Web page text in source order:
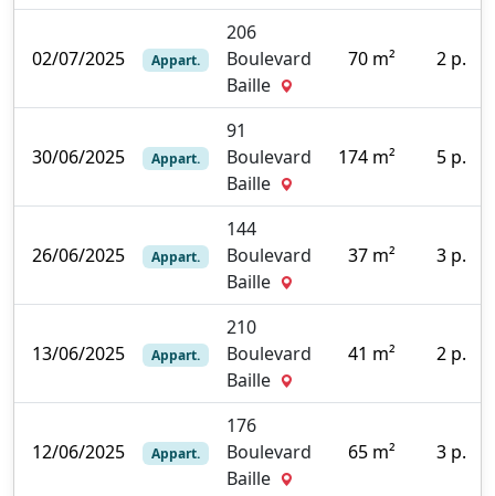
02/07/2025 Appart.
206
Boulevard
Baille
70 m² 2 p.
30/06/2025 Appart.
91
Boulevard
Baille
174 m² 5 p.
26/06/2025 Appart.
144
Boulevard
Baille
37 m² 3 p.
13/06/2025 Appart.
210
Boulevard
Baille
41 m² 2 p.
12/06/2025 Appart.
176
Boulevard
Baille
65 m² 3 p.